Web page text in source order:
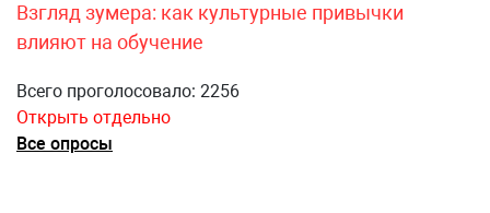
Взгляд зумера: как культурные привычки
влияют на обучение
Всего проголосовало: 2256
Открыть отдельно
Все опросы